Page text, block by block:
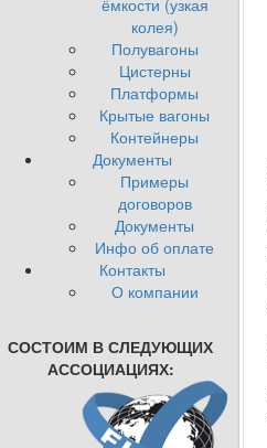
ёмкости (узкая
колея)
Полувагоны
Цистерны
Платформы
Крытые вагоны
Контейнеры
Документы
Примеры
договоров
Документы
Инфо об оплате
Контакты
О компании
СОСТОИМ В СЛЕДУЮЩИХ
АССОЦИАЦИЯХ: